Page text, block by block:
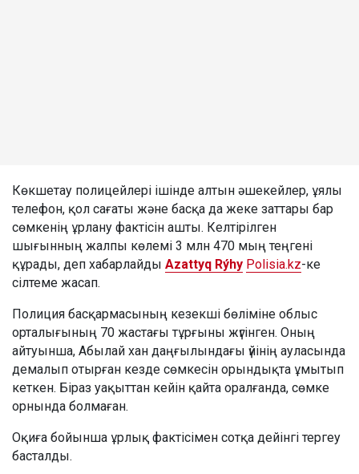
Көкшетау полицейлері ішінде алтын әшекейлер, ұялы
телефон, қол сағаты және басқа да жеке заттары бар
сөмкенің ұрлану фактісін ашты. Келтірілген
шығынның жалпы көлемі 3 млн 470 мың теңгені
құрады, деп хабарлайды Azattyq Rýhy Polisia.kz-ке
сілтеме жасап.
Полиция басқармасының кезекші бөліміне облыс
орталығының 70 жастағы тұрғыны жүгінген. Оның
айтуынша, Абылай хан даңғылындағы үйінің ауласында
демалып отырған кезде сөмкесін орындықта ұмытып
кеткен. Біраз уақыттан кейін қайта оралғанда, сөмке
орнында болмаған.
Оқиға бойынша ұрлық фактісімен сотқа дейінгі тергеу
басталды.